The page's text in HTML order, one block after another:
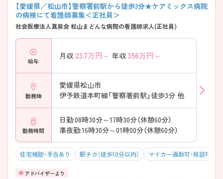
【愛媛県／松山市】警察署前駅から徒歩3分★ケアミックス病院
の病棟にて看護師募集＜正社員＞
社会医療法人真泉会 松山まどんな病院の看護師求人(正社員)
給与
月収 23.7万円～ 年収 356万円～
勤務地
愛媛県松山市
伊予鉄道本町線「警察署前駅」徒歩3分 他
勤務時間
日勤:08時30分～17時30分（休憩60分）
準夜勤:16時30分～01時00分（休憩60分）
住宅補助・手当あり 駅チカ（徒歩10分以内） マイカー通勤可・相談可